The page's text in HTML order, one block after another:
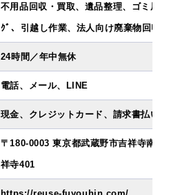
不用品回収・買取、遺品整理、ゴミ屋
ｸﾞ、引越し作業、法人向け廃棄物回収
24時間／年中無休
電話、メール、LINE
現金、クレジットカード、請求書払い
〒180-0003 東京都武蔵野市吉祥寺南町
祥寺401